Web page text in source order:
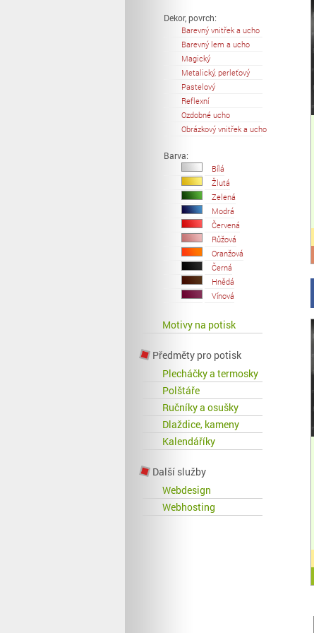
Dekor, povrch:
Barevný vnitřek a ucho
Barevný lem a ucho
Magický
Metalický, perleťový
Pastelový
Reflexní
Ozdobné ucho
Obrázkový vnitřek a ucho
Barva:
Bílá
Žlutá
Zelená
Modrá
Červená
Růžová
Oranžová
Černá
Hnědá
Vínová
Motivy na potisk
Předměty pro potisk
Plecháčky a termosky
Polštáře
Ručníky a osušky
Dlaždice, kameny
Kalendáříky
Další služby
Webdesign
Webhosting